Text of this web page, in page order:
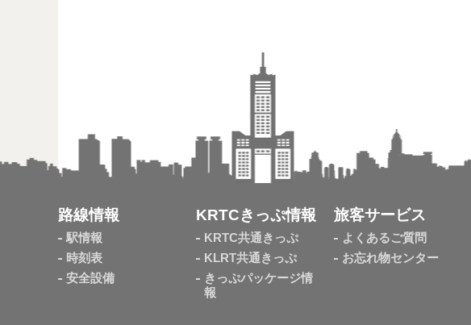
路線情報
駅情報
時刻表
安全設備
KRTCきっぷ情報
KRTC共通きっぷ
KLRT共通きっぷ
きっぷパッケージ情
報
旅客サービス
よくあるご質問
お忘れ物センター